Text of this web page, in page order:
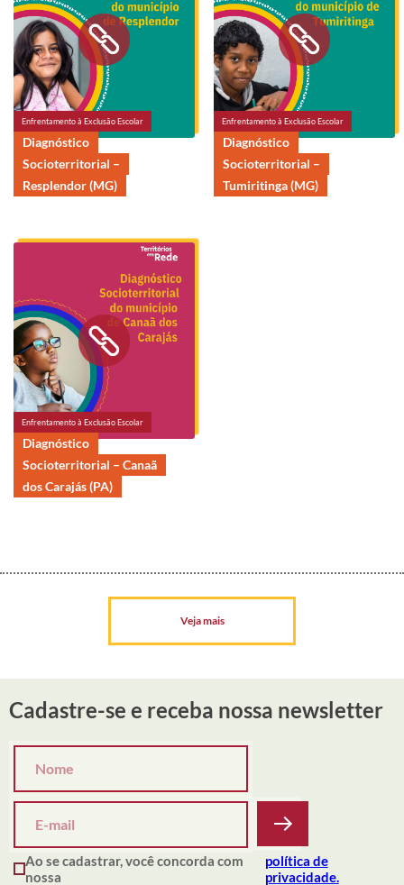
Enfrentamento à Exclusão Escolar
Diagnóstico
Socioterritorial –
Resplendor (MG)
Enfrentamento à Exclusão Escolar
Diagnóstico
Socioterritorial –
Tumiritinga (MG)
Enfrentamento à Exclusão Escolar
Diagnóstico
Socioterritorial – Canaã
dos Carajás (PA)
Veja mais
Cadastre-se e receba nossa newsletter
Ao se cadastrar, você concorda com
nossa
política de
privacidade.